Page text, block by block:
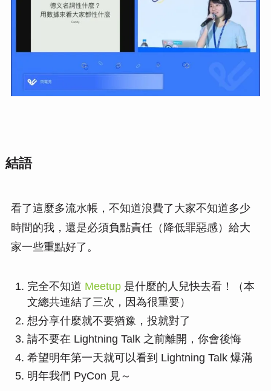
結語
看了這麼多流水帳，不知道浪費了大家不知道多少
時間的我，還是必須負點責任（降低罪惡感）給大
家一些重點好了。
完全不知道 Meetup是什麼的人兒快去看！（本
文總共連結了三次，因為很重要）
想分享什麼就不要猶豫，投就對了
請不要在 Lightning Talk 之前離開，你會後悔
希望明年第一天就可以看到 Lightning Talk 爆滿
明年我們 PyCon 見～